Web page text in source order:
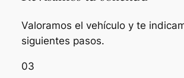
Valoramos el vehículo y te
siguientes pasos.
03